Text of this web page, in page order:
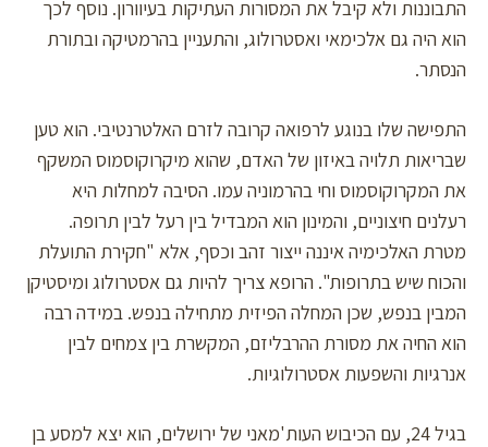
התבוננות ולא קיבל את המסורות העתיקות בעיוורון. נוסף לכך
הוא היה גם אלכימאי ואסטרולוג, והתעניין בהרמטיקה ובתורת
הנסתר.
התפישה שלו בנוגע לרפואה קרובה לזרם האלטרנטיבי. הוא טען
שבריאות תלויה באיזון של האדם, שהוא מיקרוקוסמוס המשקף
את המקרוקוסמוס וחי בהרמוניה עמו. הסיבה למחלות היא
רעלנים חיצוניים, והמינון הוא המבדיל בין רעל לבין תרופה.
מטרת האלכימיה איננה ייצור זהב וכסף, אלא "חקירת התועלת
והכוח שיש בתרופות". הרופא צריך להיות גם אסטרולוג ומיסטיקן
המבין בנפש, שכן המחלה הפיזית מתחילה בנפש. במידה רבה
הוא החיה את מסורת ההרבליזם, המקשרת בין צמחים לבין
אנרגיות והשפעות אסטרולוגיות.
בגיל 24, עם הכיבוש העות'מאני של ירושלים, הוא יצא למסע בן